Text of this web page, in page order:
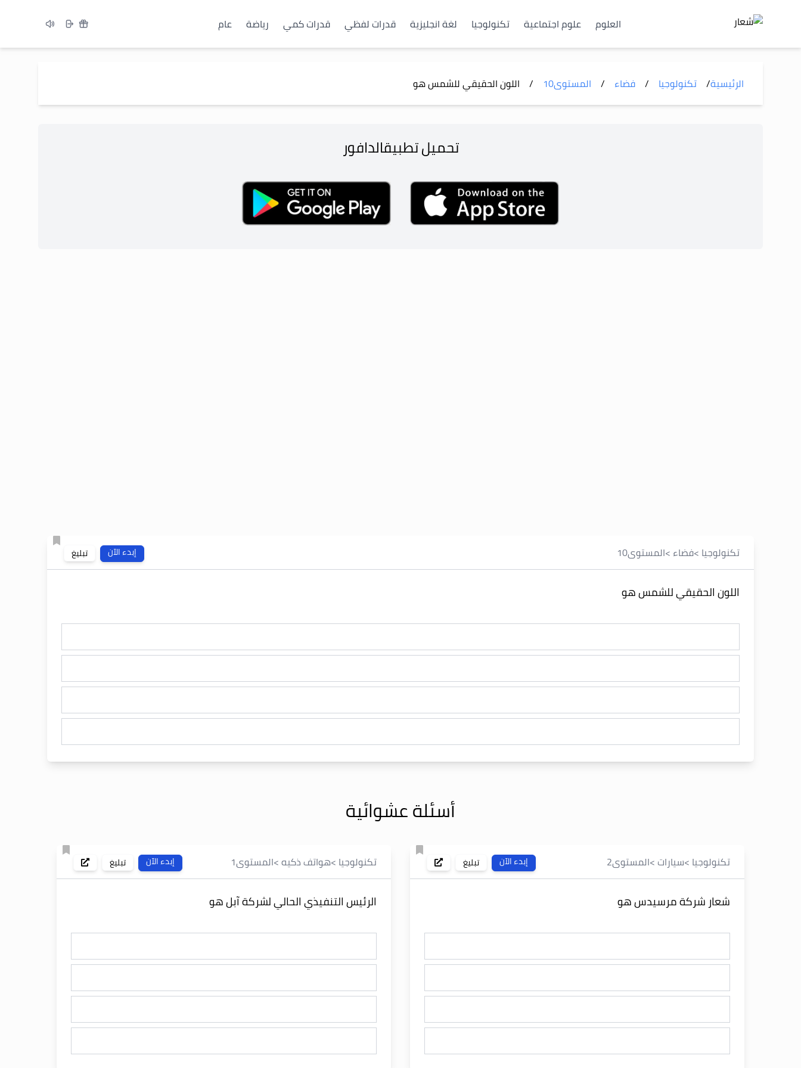
العلوم علوم اجتماعية تكنولوجيا لغة انجليزية قدرات لفظي قدرات كمي رياضة عام
الرئيسية/ تكنولوجيا / فضاء / المستوى10
/ اللون الحقيقي للشمس هو
تحميل تطبيقالدافور
إبدء الآن تبليغ تكنولوجيا >فضاء >المستوى10
اللون الحقيقي للشمس هو
أسئلة عشوائية
إبدء الآن تبليغ تكنولوجيا >سيارات >المستوى2
شعار شركة مرسيدس هو
إبدء الآن تبليغ تكنولوجيا >هواتف ذكيه>المستوى1
الرئيس التنفيذي الحالي لشركة آبل هو